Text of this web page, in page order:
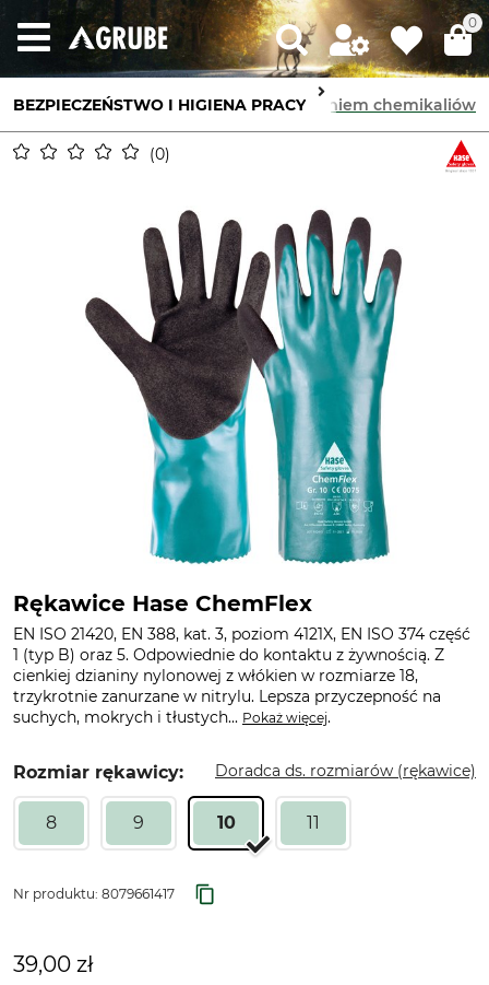
0
BEZPIECZEŃSTWO I HIGIENA PRACY
dłoniRękawice chroniące przed działaniem chemikaliów
0
Rękawice Hase ChemFlex
EN ISO 21420, EN 388, kat. 3, poziom 4121X, EN ISO 374 część
1 (typ B) oraz 5. Odpowiednie do kontaktu z żywnością. Z
cienkiej dzianiny nylonowej z włókien w rozmiarze 18,
trzykrotnie zanurzane w nitrylu. Lepsza przyczepność na
suchych, mokrych i tłustych... Pokaż więcej.
Rozmiar rękawicy: Doradca ds. rozmiarów (rękawice)
8 9 10 11
Nr produktu: 8079661417
39,00 zł